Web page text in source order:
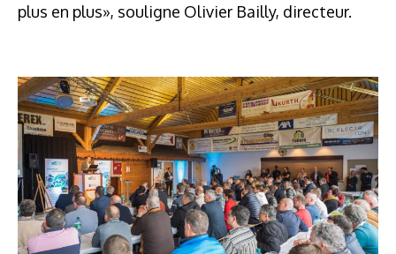
plus en plus», souligne Olivier Bailly, directeur.